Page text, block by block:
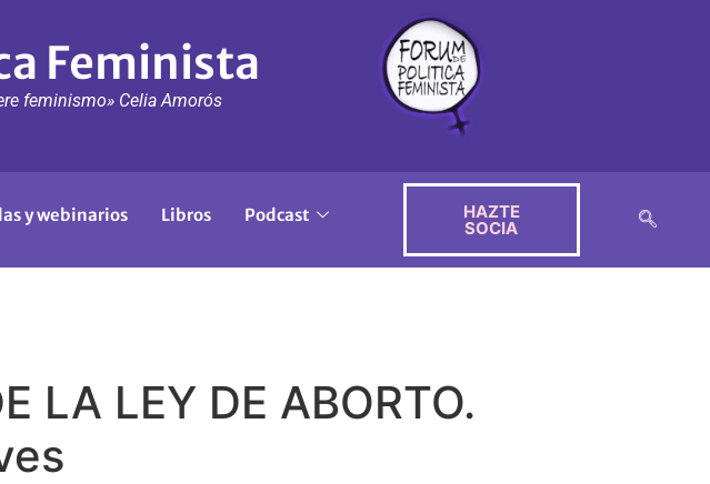
Feminista
feminismo» Celia Amorós
y webinarios Libros
Podcast
HAZTE
SOCIA
LA LEY DE ABORTO.